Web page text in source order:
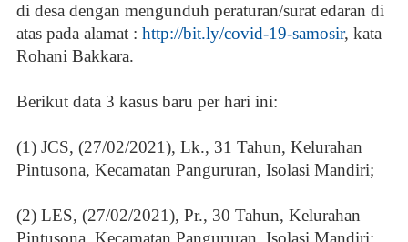
di desa dengan mengunduh peraturan/surat edaran di
atas pada alamat : http://bit.ly/covid-19-samosir, kata
Rohani Bakkara.
Berikut data 3 kasus baru per hari ini:
(1) JCS, (27/02/2021), Lk., 31 Tahun, Kelurahan
Pintusona, Kecamatan Pangururan, Isolasi Mandiri;
(2) LES, (27/02/2021), Pr., 30 Tahun, Kelurahan
Pintusona, Kecamatan Pangururan, Isolasi Mandiri;